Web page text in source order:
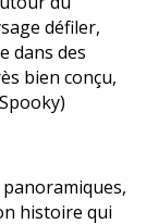
défiler,
dans des
bien conçu,
histoire qui